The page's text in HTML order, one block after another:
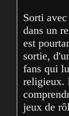
Sorti
dans un
est
sortie,
fans qui
religieux.
jeux de